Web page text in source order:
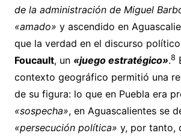
de la administración de Miguel
«amado» y ascendido en
que la verdad en el discurso
Foucault, un «juego estratégico».8
contexto geográfico permitió una
de su figura: lo que en Puebla era
«sospecha», en Aguascalientes se
«persecución política» y, por tanto,